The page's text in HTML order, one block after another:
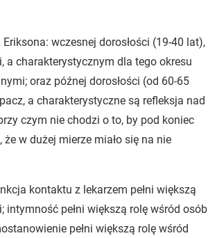
wczesnej dorosłości (19-40 lat),
charakterystycznym dla tego okresu
oraz późnej dorosłości (od 60-65
a charakterystyczne są refleksja nad
czym nie chodzi o to, by pod koniec
w dużej mierze miało się na nie
kontaktu z lekarzem pełni większą
intymność pełni większą rolę wśród osób
pełni większą rolę wśród